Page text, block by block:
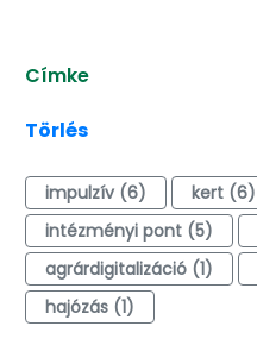
Címke
Törlés
impulzív (6) kert (6)
intézményi pont (5)
agrárdigitalizáció (1)
hajózás (1)